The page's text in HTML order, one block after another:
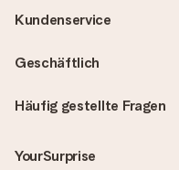
Häufig gestellte Fragen
YourSurprise
Kundenservice
Geschäftlich